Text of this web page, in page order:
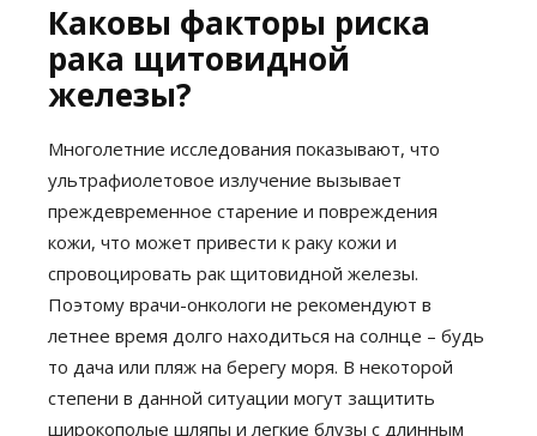
Каковы факторы риска
рака щитовидной
железы?
Многолетние исследования показывают, что
ультрафиолетовое излучение вызывает
преждевременное старение и повреждения
кожи, что может привести к раку кожи и
спровоцировать рак щитовидной железы.
Поэтому врачи-онкологи не рекомендуют в
летнее время долго находиться на солнце – будь
то дача или пляж на берегу моря. В некоторой
степени в данной ситуации могут защитить
широкополые шляпы и легкие блузы с длинным